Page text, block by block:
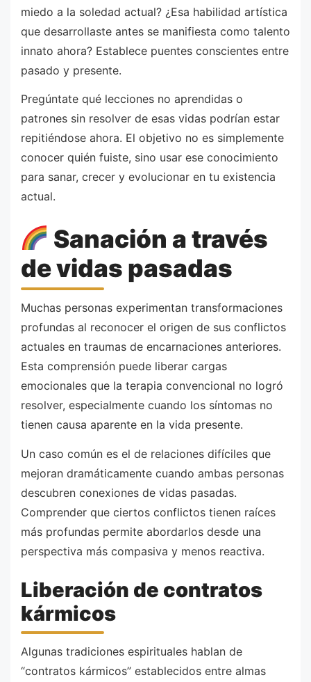
miedo a la soledad actual? ¿Esa habilidad artística
que desarrollaste antes se manifiesta como talento
innato ahora? Establece puentes conscientes entre
pasado y presente.
Pregúntate qué lecciones no aprendidas o
patrones sin resolver de esas vidas podrían estar
repitiéndose ahora. El objetivo no es simplemente
conocer quién fuiste, sino usar ese conocimiento
para sanar, crecer y evolucionar en tu existencia
actual.
Sanación a través
de vidas pasadas
Muchas personas experimentan transformaciones
profundas al reconocer el origen de sus conflictos
actuales en traumas de encarnaciones anteriores.
Esta comprensión puede liberar cargas
emocionales que la terapia convencional no logró
resolver, especialmente cuando los síntomas no
tienen causa aparente en la vida presente.
Un caso común es el de relaciones difíciles que
mejoran dramáticamente cuando ambas personas
descubren conexiones de vidas pasadas.
Comprender que ciertos conflictos tienen raíces
más profundas permite abordarlos desde una
perspectiva más compasiva y menos reactiva.
Liberación de contratos
kármicos
Algunas tradiciones espirituales hablan de
“contratos kármicos” establecidos entre almas